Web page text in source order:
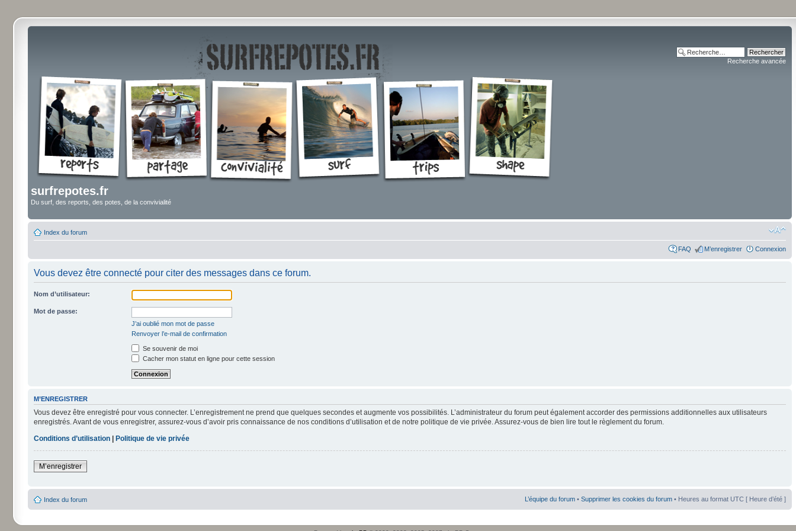
surfrepotes.fr
Du surf, des reports, des potes, de la convivialité
Recherche avancée
Index du forum
FAQ M’enregistrer Connexion
Vous devez être connecté pour citer des messages dans ce forum.
Nom d’utilisateur:
Mot de passe:
J’ai oublié mon mot de passe
Renvoyer l’e-mail de confirmation
Se souvenir de moi
Cacher mon statut en ligne pour cette session
M’ENREGISTRER
Vous devez être enregistré pour vous connecter. L’enregistrement ne prend que quelques secondes et augmente vos possibilités. L’administrateur du forum peut également accorder des permissions additionnelles aux utilisateurs
enregistrés. Avant de vous enregistrer, assurez-vous d’avoir pris connaissance de nos conditions d’utilisation et de notre politique de vie privée. Assurez-vous de bien lire tout le règlement du forum.
Conditions d’utilisation
Politique de vie privée
M’enregistrer
Index du forum L’équipe du forum • Supprimer les cookies du forum • Heures au format UTC [ Heure d’été ]